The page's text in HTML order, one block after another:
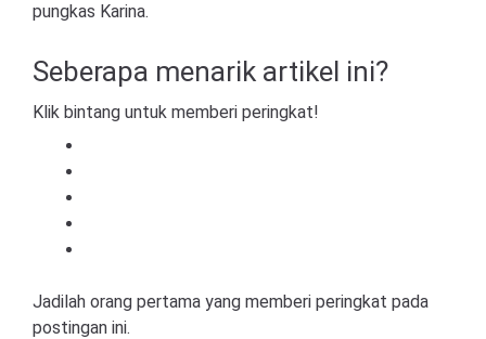
pungkas Karina.
Seberapa menarik artikel ini?
Klik bintang untuk memberi peringkat!
Jadilah orang pertama yang memberi peringkat pada
postingan ini.